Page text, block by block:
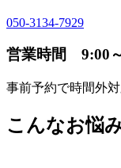
050-3134-7929
営業時間 9:00
事前予約で時間外
こんなお悩